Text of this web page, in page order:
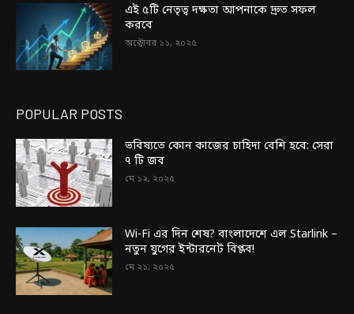
এই ৫টি নেতৃত্ব দক্ষতা আপনাকে দ্রুত সফল
করবে
অক্টোবর ১১, ২০২৫
POPULAR POSTS
ভবিষ্যতে কোন কাজের চাহিদা বেশি হবে: সেরা
৭ টি জব
মে ১২, ২০২৫
Wi-Fi এর দিন শেষ? বাংলাদেশে এল Starlink –
নতুন যুগের ইন্টারনেট বিপ্লব!
মে ২১, ২০২৫